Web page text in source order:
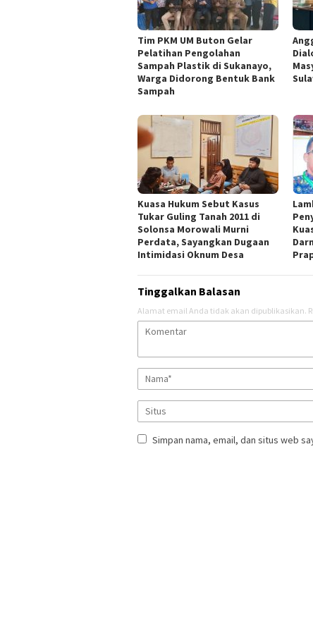
Tim PKM UM Buton Gelar
Pelatihan Pengolahan
Sampah Plastik di Sukanayo,
Warga Didorong Bentuk Bank
Sampah
Kuasa Hukum Sebut Kasus
Tukar Guling Tanah 2011 di
Solonsa Morowali Murni
Perdata, Sayangkan Dugaan
Intimidasi Oknum Desa
Tinggalkan Balasan
Alamat email Anda tidak akan dipublikasikan.
Simpan nama, email, dan situs web